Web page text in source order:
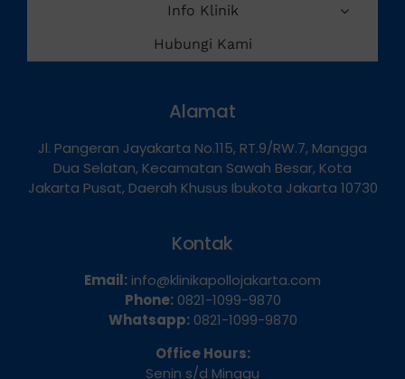
Info Klinik
Hubungi Kami
Alamat
Jl. Pangeran Jayakarta No.115, RT.9/RW.7, Mangga
Dua Selatan, Kecamatan Sawah Besar, Kota
Jakarta Pusat, Daerah Khusus Ibukota Jakarta 10730
Kontak
Email: info@klinikapollojakarta.com
Phone:0821-1099-9870
Whatsapp:0821-1099-9870
Office Hours:
Senin s/d Minggu